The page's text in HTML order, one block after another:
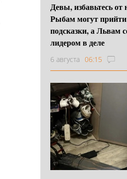
Девы, избавьтесь от
Рыбам могут
подсказки, а Львам
лидером в деле
6 августа 06:15